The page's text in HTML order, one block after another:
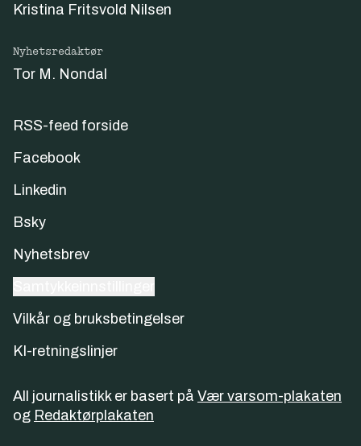
Kristina Fritsvold Nilsen
Nyhetsredaktør
Tor M. Nondal
RSS-feed forside
Facebook
Linkedin
Bsky
Nyhetsbrev
Vilkår og bruksbetingelser
KI-retningslinjer
All journalistikk er basert på Vær varsom-plakaten
og Redaktørplakaten